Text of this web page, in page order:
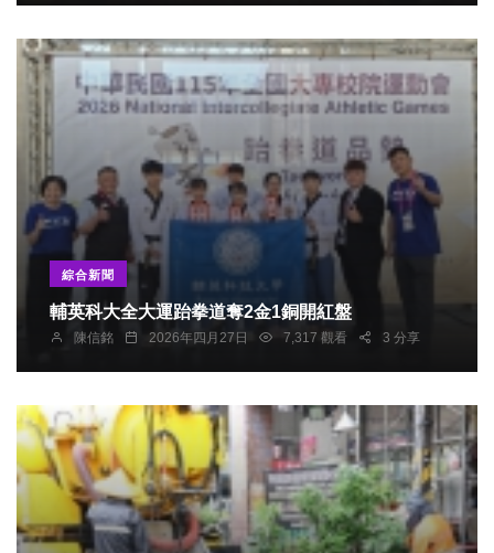
綜合新聞
輔英科大全大運跆拳道奪2金1銅開紅盤
陳信銘 2026年四月27日 7,317 觀看 3 分享